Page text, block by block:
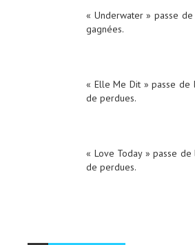
« Underwater » passe de
gagnées.
« Elle Me Dit » passe
de perdues.
« Love Today » passe de
de perdues.